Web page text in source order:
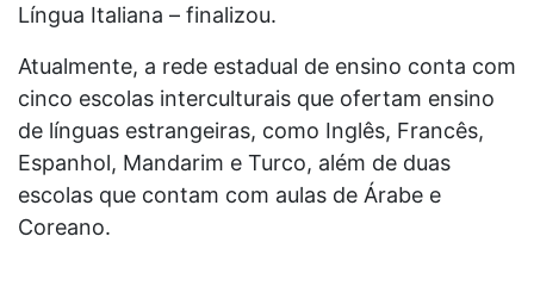
Língua Italiana – finalizou.
Atualmente, a rede estadual de ensino conta com
cinco escolas interculturais que ofertam ensino
de línguas estrangeiras, como Inglês, Francês,
Espanhol, Mandarim e Turco, além de duas
escolas que contam com aulas de Árabe e
Coreano.